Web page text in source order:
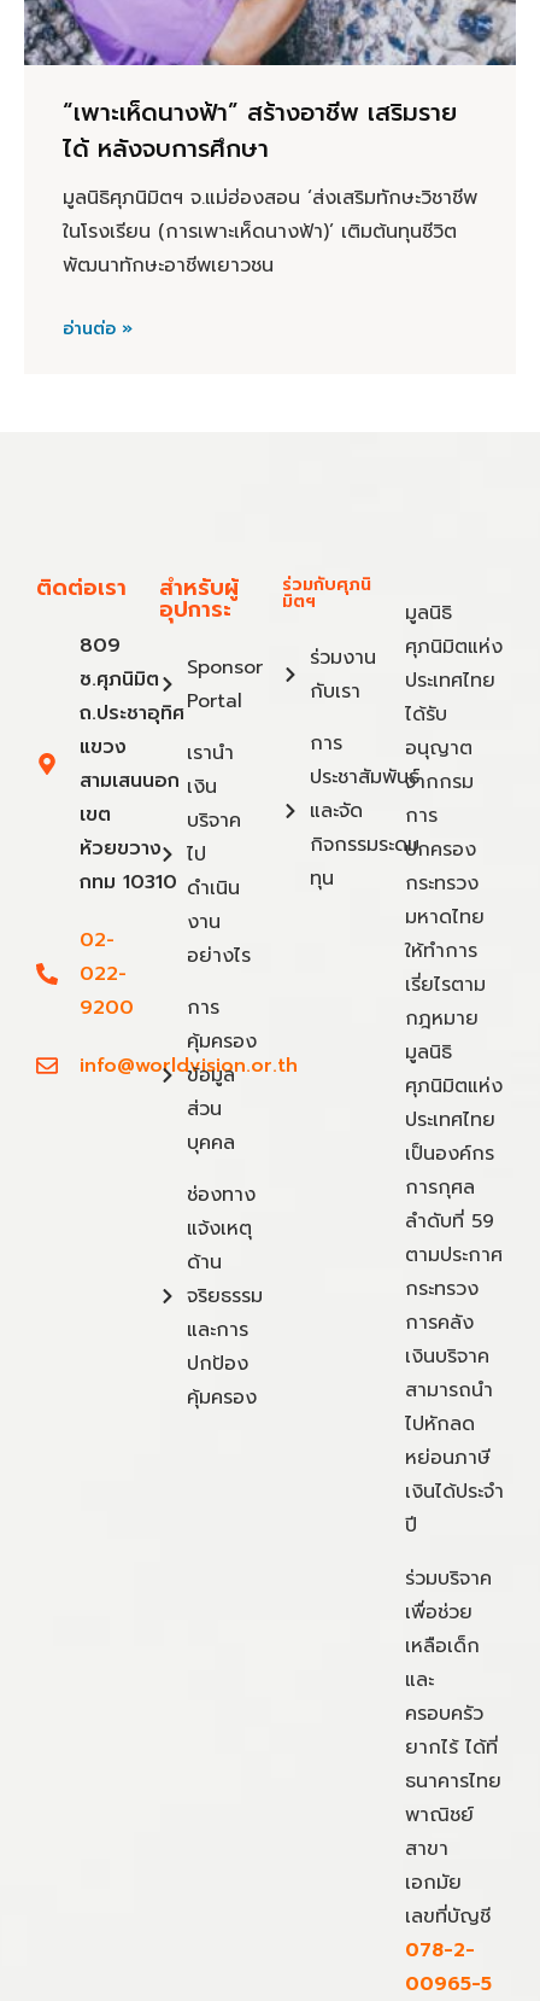
“เพาะเห็ดนางฟ้า” สร้างอาชีพ เสริมราย
ได้ หลังจบการศึกษา
มูลนิธิศุภนิมิตฯ จ.แม่ฮ่องสอน ‘ส่งเสริมทักษะวิชาชีพ
ในโรงเรียน (การเพาะเห็ดนางฟ้า)’ เติมต้นทุนชีวิต
พัฒนาทักษะอาชีพเยาวชน
อ่านต่อ »
ติดต่อเรา
809
ซ.ศุภนิมิต
ถ.ประชาอุทิศ
แขวง
สามเสนนอก
เขต
ห้วยขวาง
กทม 10310
02-
022-
9200
info@worldvision.or.th
สำหรับผู้
อุปการะ
Sponsor
Portal
เรานำ
เงิน
บริจาค
ไป
ดำเนิน
งาน
อย่างไร
การ
คุ้มครอง
ข้อมูล
ส่วน
บุคคล
ช่องทาง
แจ้งเหตุ
ด้าน
จริยธรรม
และการ
ปกป้อง
คุ้มครอง
ร่วมกับศุภนิ
มิตฯ
ร่วมงาน
กับเรา
การ
ประชาสัมพันธ์
และจัด
กิจกรรมระดม
ทุน
มูลนิธิ
ศุภนิมิตแห่ง
ประเทศไทย
ได้รับ
อนุญาต
จากกรม
การ
ปกครอง
กระทรวง
มหาดไทย
ให้ทำการ
เรี่ยไรตาม
กฎหมาย
มูลนิธิ
ศุภนิมิตแห่ง
ประเทศไทย
เป็นองค์กร
การกุศล
ลำดับที่ 59
ตามประกาศ
กระทรวง
การคลัง
เงินบริจาค
สามารถนำ
ไปหักลด
หย่อนภาษี
เงินได้ประจำ
ปี
ร่วมบริจาค
เพื่อช่วย
เหลือเด็ก
และ
ครอบครัว
ยากไร้ ได้ที่
ธนาคารไทย
พาณิชย์
สาขา
เอกมัย
เลขที่บัญชี
078-2-
00965-5